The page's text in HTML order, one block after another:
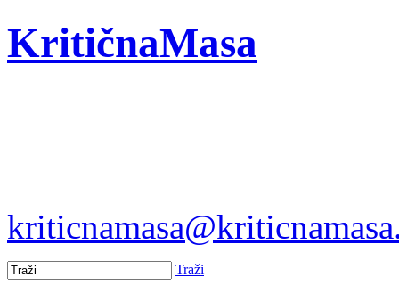
KritičnaMasa
Traži